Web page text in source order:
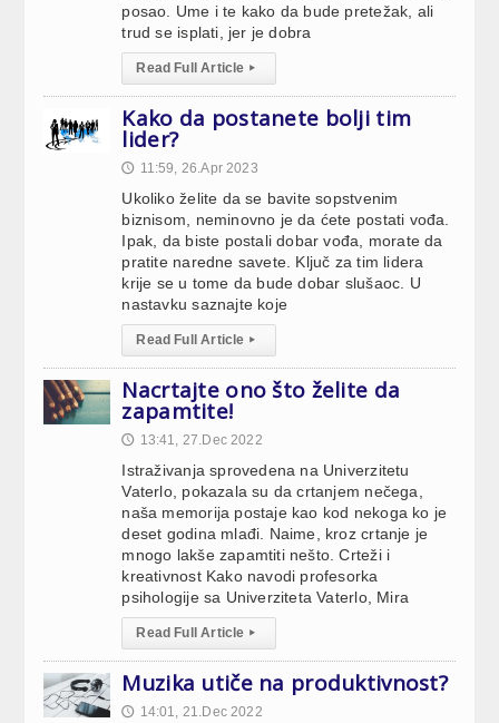
posao. Ume i te kako da bude pretežak, ali
trud se isplati, jer je dobra
Read Full Article ▸
Kako da postanete bolji tim
lider?
🕔 11:59, 26.Apr 2023
Ukoliko želite da se bavite sopstvenim
biznisom, neminovno je da ćete postati vođa.
Ipak, da biste postali dobar vođa, morate da
pratite naredne savete. Ključ za tim lidera
krije se u tome da bude dobar slušaoc. U
nastavku saznajte koje
Read Full Article ▸
Nacrtajte ono što želite da
zapamtite!
🕔 13:41, 27.Dec 2022
Istraživanja sprovedena na Univerzitetu
Vaterlo, pokazala su da crtanjem nečega,
naša memorija postaje kao kod nekoga ko je
deset godina mlađi. Naime, kroz crtanje je
mnogo lakše zapamtiti nešto. Crteži i
kreativnost Kako navodi profesorka
psihologije sa Univerziteta Vaterlo, Mira
Read Full Article ▸
Muzika utiče na produktivnost?
🕔 14:01, 21.Dec 2022